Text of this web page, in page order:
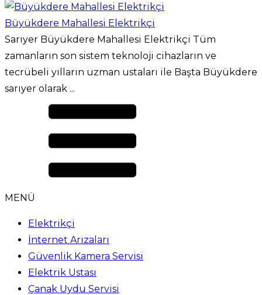
Büyükdere Mahallesi Elektrikçi
Sarıyer Büyükdere Mahallesi Elektrikçi Tüm
zamanların son sistem teknoloji cihazların ve
tecrübeli yılların uzman ustaları ile Başta Büyükdere
sarıyer olarak ...
MENÜ
Elektrikçi
İnternet Arızaları
Güvenlik Kamera Servisi
Elektrik Ustası
Çanak Uydu Servisi